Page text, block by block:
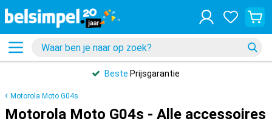
Beste Prijsgarantie
Motorola Moto G04s
Motorola Moto G04s - Alle accessoires